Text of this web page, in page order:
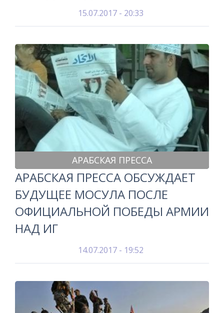
15.07.2017 - 20:33
АРАБСКАЯ ПРЕССА
АРАБСКАЯ ПРЕССА ОБСУЖДАЕТ
БУДУЩЕЕ МОСУЛА ПОСЛЕ
ОФИЦИАЛЬНОЙ ПОБЕДЫ АРМИИ
НАД ИГ
14.07.2017 - 19:52